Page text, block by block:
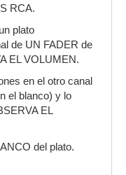
RCA.
plato
de UN FADER de
EL VOLUMEN.
en el otro canal
el blanco) y lo
EL
del plato.